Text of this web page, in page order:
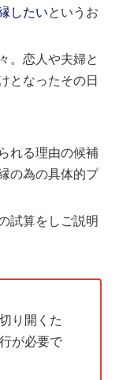
したいというお
。恋人や夫婦と
となったその日
れる理由の候補
の為の具体的プ
試算をしご説明
り開くた
が必要で